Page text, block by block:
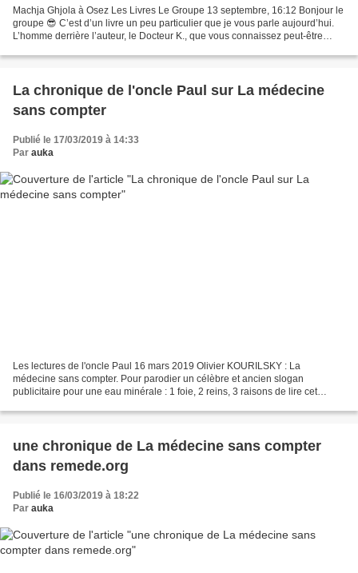
Machja Ghjola à Osez Les Livres Le Groupe 13 septembre, 16:12 Bonjour le
groupe 😎 C’est d’un livre un peu particulier que je vous parle aujourd’hui.
L’homme derrière l’auteur, le Docteur K., que vous connaissez peut-être
La chronique de l'oncle Paul sur La médecine
sans compter
Publié le 17/03/2019 à 14:33
Par auka
Les lectures de l'oncle Paul 16 mars 2019 Olivier KOURILSKY : La
médecine sans compter. Pour parodier un célèbre et ancien slogan
publicitaire pour une eau minérale : 1 foie, 2 reins, 3 raisons de lire cet
une chronique de La médecine sans compter
dans remede.org
Publié le 16/03/2019 à 18:22
Par auka